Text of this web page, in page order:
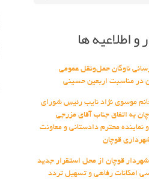
و اطلاعیه ها
ناوگان حمل‌ونقل عمومی
در مناسبت اربعین حسینی
موسوی نژاد نایب رئیس شورای
به اتفاق جناب آقای مزرجی
نماینده محترم دادستانی و معاونت
قوچان
شهردار قوچان از محل استقرار جدید
امکانات رفاهی و تسهیل تردد